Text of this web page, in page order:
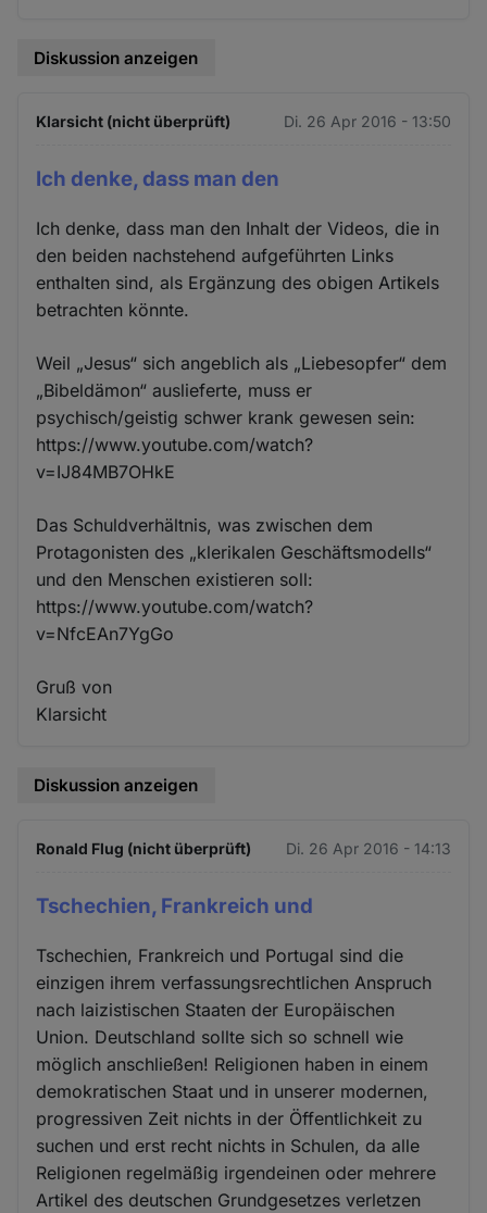
Diskussion anzeigen
Klarsicht (nicht überprüft) Di. 26 Apr 2016 - 13:50
Ich denke, dass man den
Ich denke, dass man den Inhalt der Videos, die in
den beiden nachstehend aufgeführten Links
enthalten sind, als Ergänzung des obigen Artikels
betrachten könnte.
Weil „Jesus“ sich angeblich als „Liebesopfer“ dem
„Bibeldämon“ auslieferte, muss er
psychisch/geistig schwer krank gewesen sein:
https://www.youtube.com/watch?
v=IJ84MB7OHkE
Das Schuldverhältnis, was zwischen dem
Protagonisten des „klerikalen Geschäftsmodells“
und den Menschen existieren soll:
https://www.youtube.com/watch?
v=NfcEAn7YgGo
Gruß von
Klarsicht
Diskussion anzeigen
Ronald Flug (nicht überprüft) Di. 26 Apr 2016 - 14:13
Tschechien, Frankreich und
Tschechien, Frankreich und Portugal sind die
einzigen ihrem verfassungsrechtlichen Anspruch
nach laizistischen Staaten der Europäischen
Union. Deutschland sollte sich so schnell wie
möglich anschließen! Religionen haben in einem
demokratischen Staat und in unserer modernen,
progressiven Zeit nichts in der Öffentlichkeit zu
suchen und erst recht nichts in Schulen, da alle
Religionen regelmäßig irgendeinen oder mehrere
Artikel des deutschen Grundgesetzes verletzen